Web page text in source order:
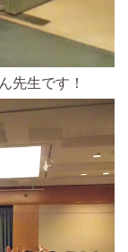
先生です！